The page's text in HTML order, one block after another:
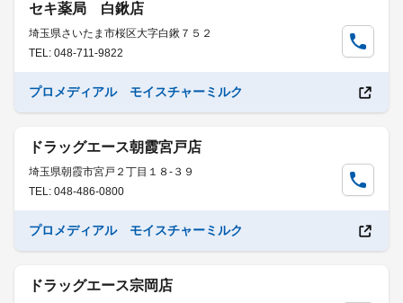
セキ薬局 白鍬店
埼玉県さいたま市桜区大字白鍬７５２
TEL: 048-711-9822
プロメディアル モイスチャーミルク
ドラッグエース朝霞宮戸店
埼玉県朝霞市宮戸２丁目１８-３９
TEL: 048-486-0800
プロメディアル モイスチャーミルク
ドラッグエース宗岡店